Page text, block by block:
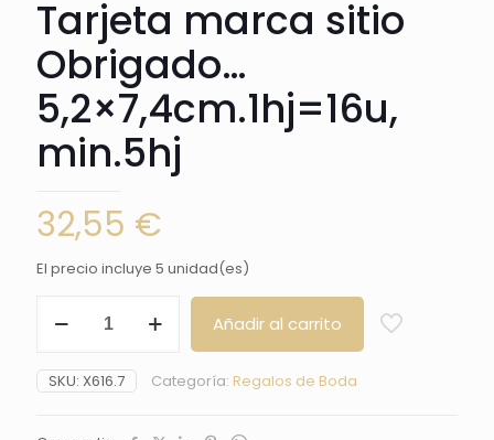
Tarjeta marca sitio
Obrigado…
5,2×7,4cm.1hj=16u,
min.5hj
32,55 €
El precio incluye 5 unidad(es)
marca
Obrigado...
5,2x7,4cm.1hj=16u,
Añadir al carrito
SKU: X616.7 Categoría: Regalos de Boda